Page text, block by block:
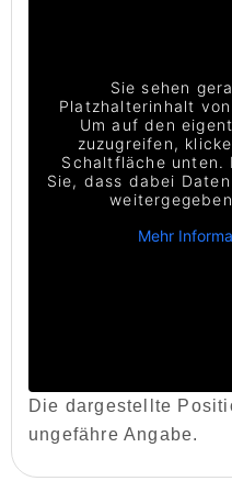
Sie sehen
Platzhalterinhalt
Um auf den
zuzugreifen,
Schaltfläche unten.
Sie, dass dabei
Mehr
Die dargestellte
ungefähre Angabe.